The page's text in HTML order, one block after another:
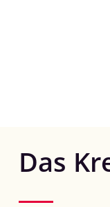
Das